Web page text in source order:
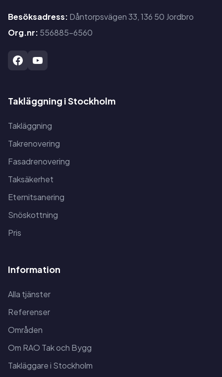
Besöksadress: Dåntorpsvägen 33, 136 50 Jordbro
Org.nr: 556885-6560
Takläggning i Stockholm
Takläggning
Takrenovering
Fasadrenovering
Taksäkerhet
Eternitsanering
Snöskottning
Pris
Information
Alla tjänster
Referenser
Områden
Om RAO Tak och Bygg
Takläggare i Stockholm